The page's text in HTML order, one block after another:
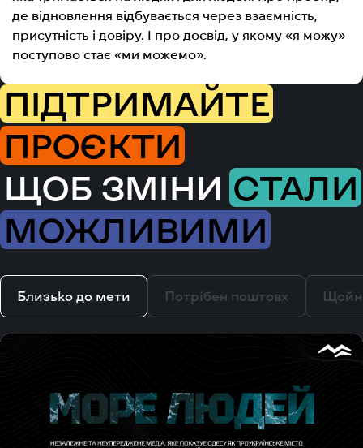
де відновлення відбувається через взаємність,
присутність і довіру. І про досвід, у якому «я можу»
поступово стає «ми можемо».​​​​​​​​​​​​​​​​
ПІДТРИМАЙТЕ
ПРОЄКТИ
ЩОБ ЗМІНИ СТАЛИ
МОЖЛИВИМИ
Близько до мети Потрібен поштовх